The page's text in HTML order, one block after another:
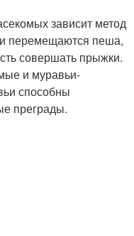
зависит метод
перемещаются пеша,
совершать прыжки.
и муравьи-
способны
преграды.